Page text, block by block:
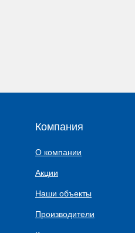
Компания
О компании
Акции
Наши объекты
Производители